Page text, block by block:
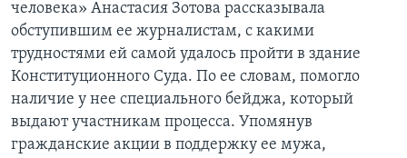
человека» Анастасия Зотова рассказывала
обступившим ее журналистам, с какими
трудностями ей самой удалось пройти в здание
Конституционного Суда. По ее словам, помогло
наличие у нее специального бейджа, который
выдают участникам процесса. Упомянув
гражданские акции в поддержку ее мужа,